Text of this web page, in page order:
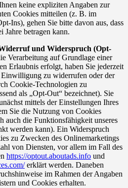
keine expliziten Angaben zur
Cookies mitteilen (z. B. im
Ins), gehen Sie bitte davon aus, dass
Jahre betragen kann.
und Widerspruch (Opt-
Verarbeitung auf Grundlage einer
Erlaubnis erfolgt, haben Sie jederzeit
zu widerrufen oder der
Cookie-Technologien zu
als „Opt-Out“ bezeichnet). Sie
mittels der Einstellungen Ihres
Sie die Nutzung von Cookies
auch die Funktionsfähigkeit unseres
werden kann). Ein Widerspruch
zu Zwecken des Onlinemarketings
von Diensten, vor allem im Fall des
https://optout.aboutads.info und
erklärt werden. Daneben
im Rahmen der Angaben
und Cookies erhalten.